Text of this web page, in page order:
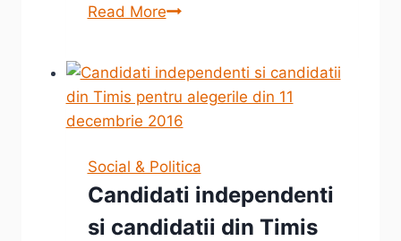
Read MoreMarşul
Social & Politica
Candidati independenti
si candidatii din Timis